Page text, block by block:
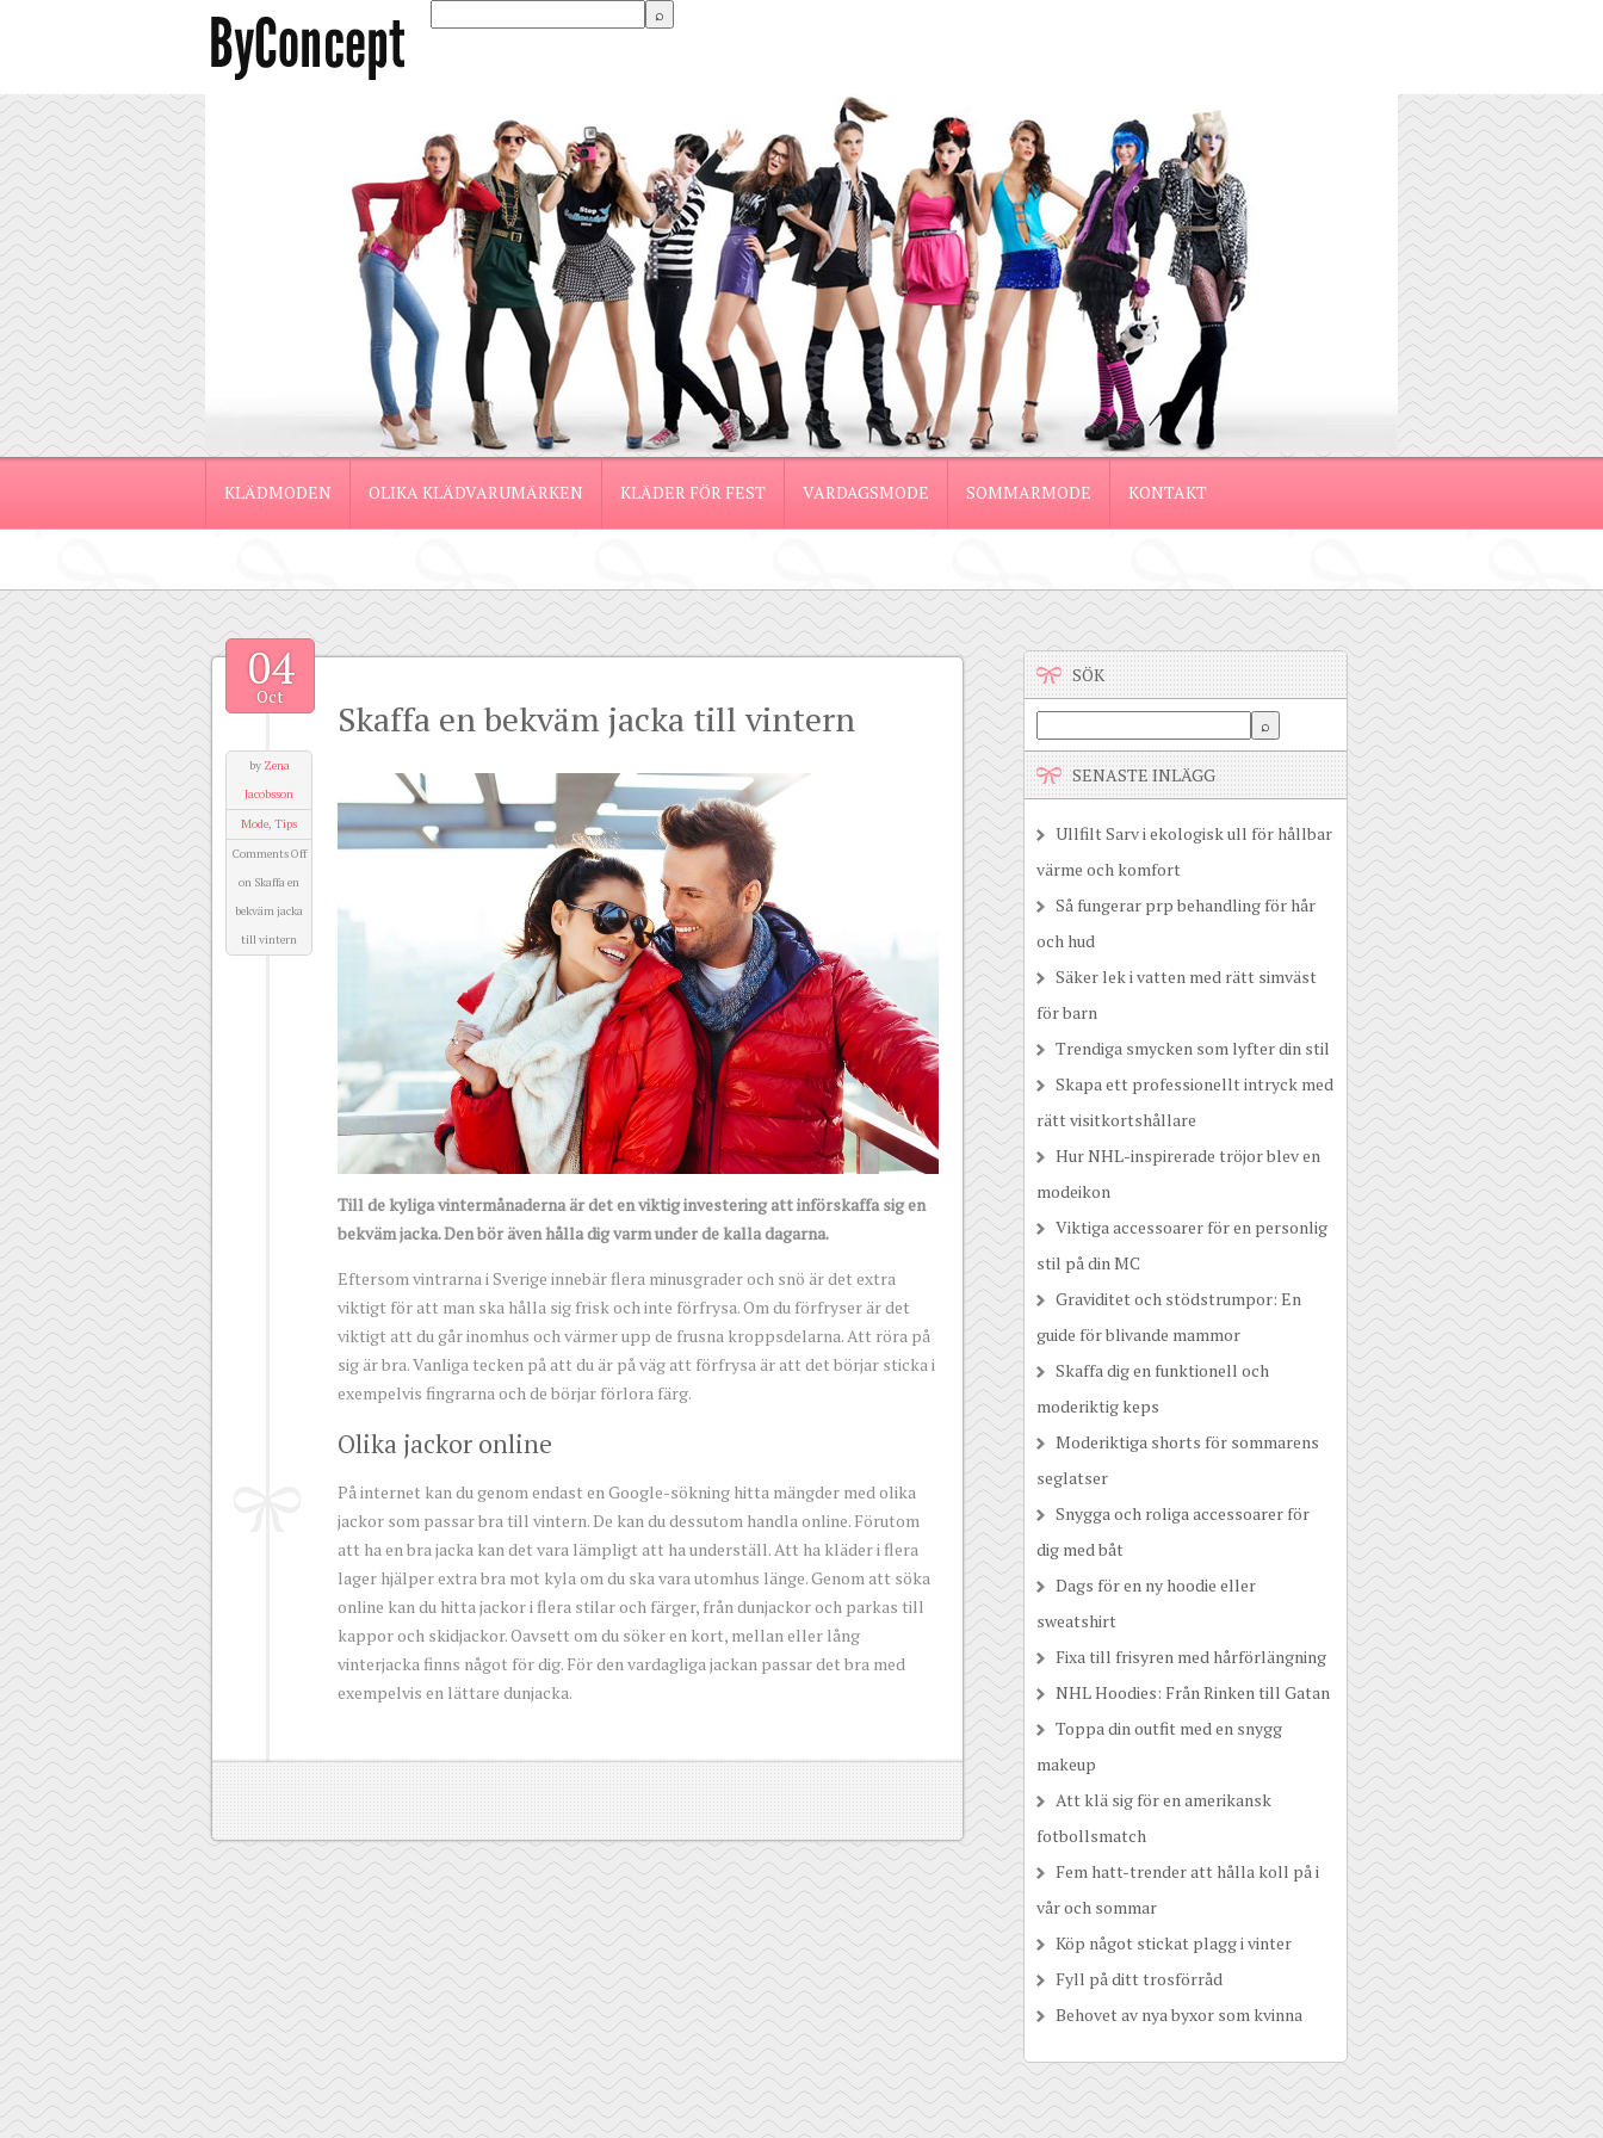
KLÄDMODEN OLIKA KLÄDVARUMÄRKEN KLÄDER FÖR FEST VARDAGSMODE SOMMARMODE KONTAKT
04
Oct
by Zena
Jacobsson
Mode, Tips
Comments Off
on Skaffa en
bekväm jacka
till vintern
Skaffa en bekväm jacka till vintern
Till de kyliga vintermånaderna är det en viktig investering att införskaffa sig en
bekväm jacka. Den bör även hålla dig varm under de kalla dagarna.
Eftersom vintrarna i Sverige innebär flera minusgrader och snö är det extra
viktigt för att man ska hålla sig frisk och inte förfrysa. Om du förfryser är det
viktigt att du går inomhus och värmer upp de frusna kroppsdelarna. Att röra på
sig är bra. Vanliga tecken på att du är på väg att förfrysa är att det börjar sticka i
exempelvis fingrarna och de börjar förlora färg.
Olika jackor online
På internet kan du genom endast en Google-sökning hitta mängder med olika
jackor som passar bra till vintern. De kan du dessutom handla online. Förutom
att ha en bra jacka kan det vara lämpligt att ha underställ. Att ha kläder i flera
lager hjälper extra bra mot kyla om du ska vara utomhus länge. Genom att söka
online kan du hitta jackor i flera stilar och färger, från dunjackor och parkas till
kappor och skidjackor. Oavsett om du söker en kort, mellan eller lång
vinterjacka finns något för dig. För den vardagliga jackan passar det bra med
exempelvis en lättare dunjacka.
SÖK
SENASTE INLÄGG
Ullfilt Sarv i ekologisk ull för hållbar
värme och komfort
Så fungerar prp behandling för hår
och hud
Säker lek i vatten med rätt simväst
för barn
Trendiga smycken som lyfter din stil
Skapa ett professionellt intryck med
rätt visitkortshållare
Hur NHL-inspirerade tröjor blev en
modeikon
Viktiga accessoarer för en personlig
stil på din MC
Graviditet och stödstrumpor: En
guide för blivande mammor
Skaffa dig en funktionell och
moderiktig keps
Moderiktiga shorts för sommarens
seglatser
Snygga och roliga accessoarer för
dig med båt
Dags för en ny hoodie eller
sweatshirt
Fixa till frisyren med hårförlängning
NHL Hoodies: Från Rinken till Gatan
Toppa din outfit med en snygg
makeup
Att klä sig för en amerikansk
fotbollsmatch
Fem hatt-trender att hålla koll på i
vår och sommar
Köp något stickat plagg i vinter
Fyll på ditt trosförråd
Behovet av nya byxor som kvinna